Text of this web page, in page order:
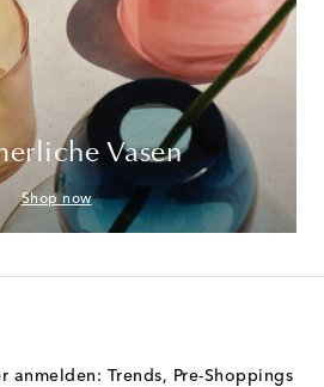
Vasen
Shop now
anmelden: Trends, Pre-Shoppings